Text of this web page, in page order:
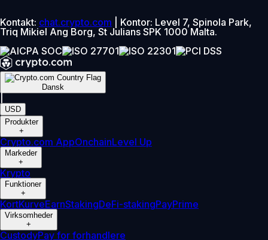
Kontakt: chat.crypto.com | Kontor: Level 7, Spinola Park,
Triq Mikiel Ang Borg, St Julians SPK 1000 Malta.
Dansk
USD
Produkter
+
Crypto.com AppOnchainLevel Up
Markeder
+
Krypto
Funktioner
+
KortKurveEarnStakingDeFi-stakingPayPrime
Virksomheder
+
CustodyPay for forhandlere